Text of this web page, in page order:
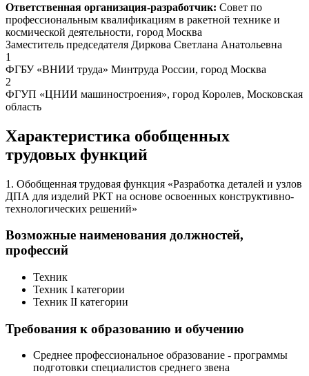
Ответственная организация-разработчик: Совет по
профессиональным квалификациям в ракетной технике и
космической деятельности, город Москва
Заместитель председателя Диркова Светлана Анатольевна
1
ФГБУ «ВНИИ труда» Минтруда России, город Москва
2
ФГУП «ЦНИИ машиностроения», город Королев, Московская
область
Характеристика обобщенных
трудовых функций
1. Обобщенная трудовая функция «Разработка деталей и узлов
ДПА для изделий РКТ на основе освоенных конструктивно-
технологических решений»
Возможные наименования должностей,
профессий
Техник
Техник I категории
Техник II категории
Требования к образованию и обучению
Среднее профессиональное образование - программы
подготовки специалистов среднего звена